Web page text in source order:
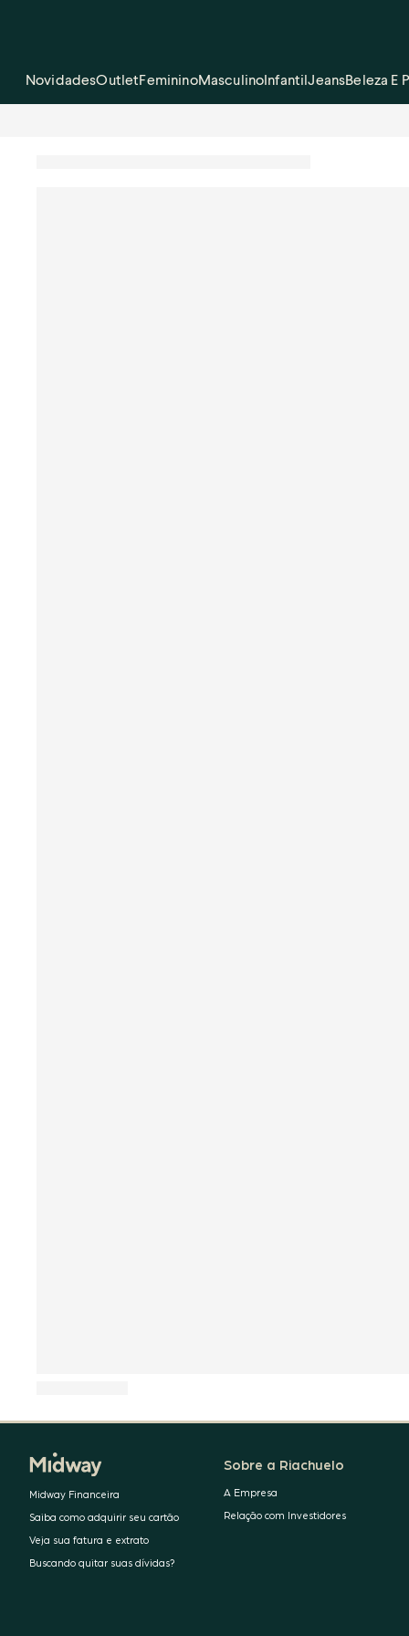
NovidadesOutletFemininoMasculinoInfantilJeansBeleza E
Midway Financeira
Saiba como adquirir seu cartão
Veja sua fatura e extrato
Buscando quitar suas dívidas?
Sobre a Riachuelo
A Empresa
Relação com Investidores